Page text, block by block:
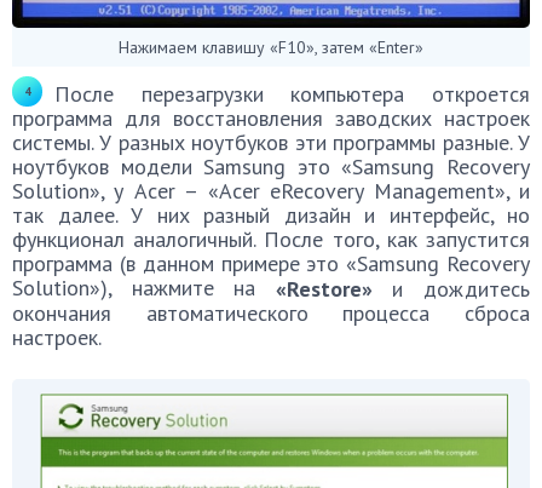
Нажимаем клавишу «F10», затем «Enter»
После перезагрузки компьютера откроется
программа для восстановления заводских настроек
системы. У разных ноутбуков эти программы разные. У
ноутбуков модели Samsung это «Samsung Recovery
Solution», у Acer – «Acer eRecovery Management», и
так далее. У них разный дизайн и интерфейс, но
функционал аналогичный. После того, как запустится
программа (в данном примере это «Samsung Recovery
Solution»), нажмите на «Restore» и дождитесь
окончания автоматического процесса сброса
настроек.